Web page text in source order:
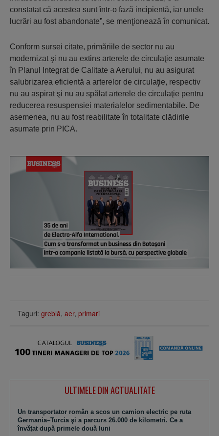
constatat că acestea sunt într-o fază incipientă, iar unele
lucrări au fost abandonate”, se menţionează în comunicat.
Conform sursei citate, primăriile de sector nu au
modernizat şi nu au extins arterele de circulaţie asumate
în Planul Integrat de Calitate a Aerului, nu au asigurat
salubrizarea eficientă a arterelor de circulaţie, respectiv
nu au aspirat şi nu au spălat arterele de circulaţie pentru
reducerea resuspensiei materialelor sedimentabile. De
asemenea, nu au fost reabilitate în totalitate clădirile
asumate prin PICA.
Taguri: greblă, aer, primari
ULTIMELE DIN ACTUALITATE
Un transportator român a scos un camion electric pe ruta
Germania–Turcia şi a parcurs 26.000 de kilometri. Ce a
învăţat după primele două luni